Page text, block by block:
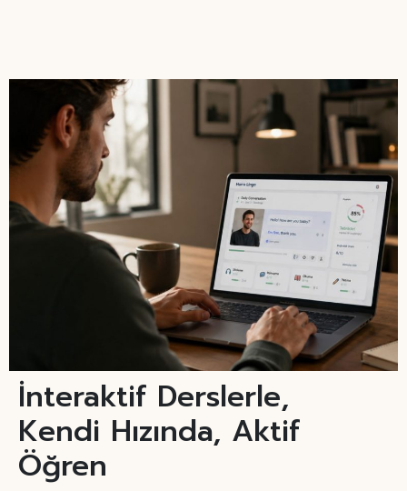
İnteraktif Derslerle,
Kendi Hızında, Aktif
Öğren